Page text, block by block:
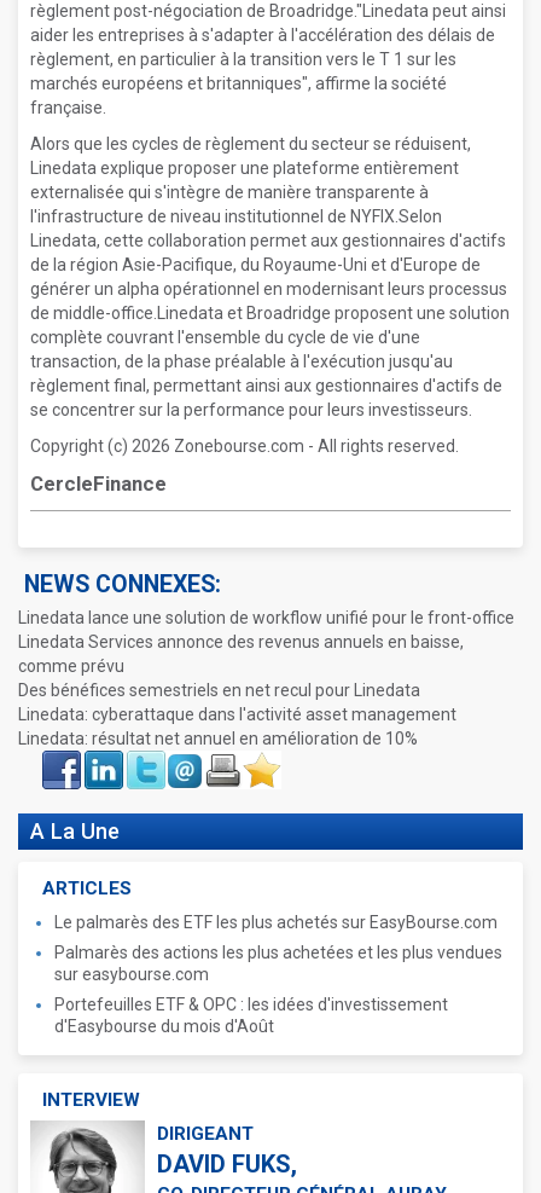
règlement post-négociation de Broadridge."Linedata peut ainsi
aider les entreprises à s'adapter à l'accélération des délais de
règlement, en particulier à la transition vers le T 1 sur les
marchés européens et britanniques", affirme la société
française.
Alors que les cycles de règlement du secteur se réduisent,
Linedata explique proposer une plateforme entièrement
externalisée qui s'intègre de manière transparente à
l'infrastructure de niveau institutionnel de NYFIX.Selon
Linedata, cette collaboration permet aux gestionnaires d'actifs
de la région Asie-Pacifique, du Royaume-Uni et d'Europe de
générer un alpha opérationnel en modernisant leurs processus
de middle-office.Linedata et Broadridge proposent une solution
complète couvrant l'ensemble du cycle de vie d'une
transaction, de la phase préalable à l'exécution jusqu'au
règlement final, permettant ainsi aux gestionnaires d'actifs de
se concentrer sur la performance pour leurs investisseurs.
Copyright (c) 2026 Zonebourse.com - All rights reserved.
CercleFinance
NEWS CONNEXES:
Linedata lance une solution de workflow unifié pour le front-office
Linedata Services annonce des revenus annuels en baisse,
comme prévu
Des bénéfices semestriels en net recul pour Linedata
Linedata: cyberattaque dans l'activité asset management
Linedata: résultat net annuel en amélioration de 10%
Face
book
LinkIn Twitter Envoyer ImprimerFavoris
A La Une
ARTICLES
Le palmarès des ETF les plus achetés sur EasyBourse.com
Palmarès des actions les plus achetées et les plus vendues
sur easybourse.com
Portefeuilles ETF & OPC : les idées d'investissement
d'Easybourse du mois d'Août
INTERVIEW
DIRIGEANT
DAVID FUKS,